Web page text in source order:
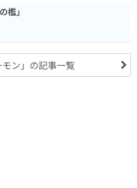
檻」
ン」の記事一覧